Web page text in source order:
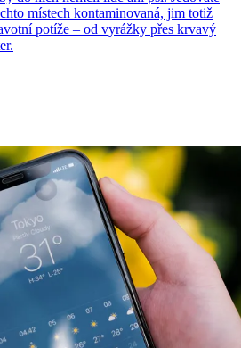
místech kontaminovaná, jim totiž
potíže – od vyrážky přes krvavý